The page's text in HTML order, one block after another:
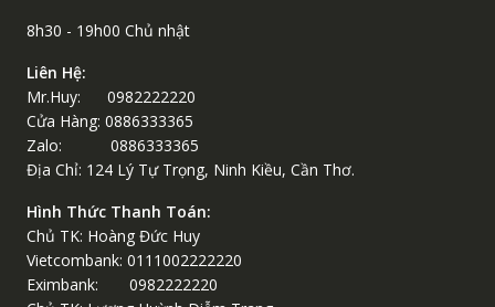
8h30 - 19h00 Chủ nhật
Liên Hệ:
Mr.Huy: 0982222220
Cửa Hàng: 0886333365
Zalo: 0886333365
Địa Chỉ: 124 Lý Tự Trọng, Ninh Kiều, Cần Thơ.
Hình Thức Thanh Toán:
Chủ TK: Hoàng Đức Huy
Vietcombank: 0111002222220
Eximbank: 0982222220